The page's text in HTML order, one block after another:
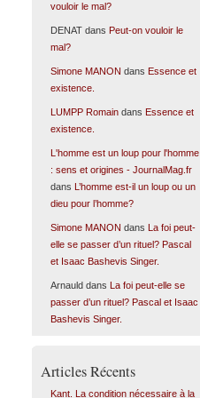
vouloir le mal?
DENATdans Peut-on vouloir le
mal?
Simone MANON dans Essence et
existence.
LUMPP Romaindans Essence et
existence.
L'homme est un loup pour l'homme
: sens et origines - JournalMag.fr
dans
L’homme est-il un loup ou un
dieu pour l’homme?
Simone MANON dans
La foi peut-
elle se passer d’un rituel? Pascal
et Isaac Bashevis Singer.
Arnauld dans
La foi peut-elle se
passer d’un rituel? Pascal et Isaac
Bashevis Singer.
Articles Récents
Kant. La condition nécessaire à la